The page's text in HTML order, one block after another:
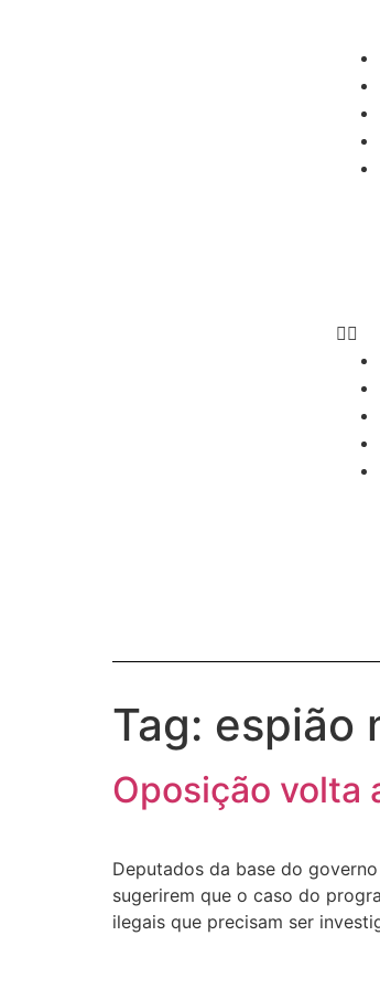
Tag: espião
Oposição volta
Deputados da base do
sugerirem que o caso do
ilegais que precisam ser